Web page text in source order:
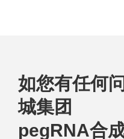
如您有任何
城集团
pegRNA合